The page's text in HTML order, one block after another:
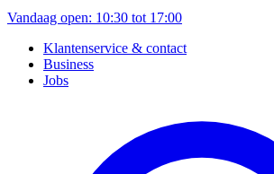
Vandaag open: 10:30 tot 17:00
Klantenservice & contact
Business
Jobs